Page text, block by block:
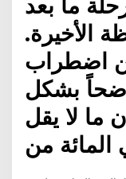
الأخيرة.
اضطراب
بشكل
ما لا يقل